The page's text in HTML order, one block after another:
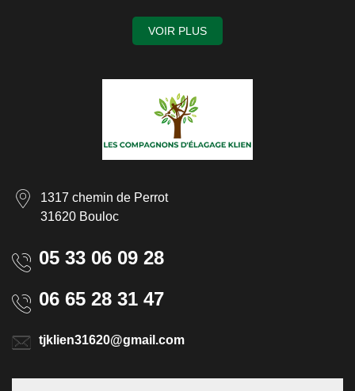
VOIR PLUS
1317 chemin de Perrot
31620 Bouloc
05 33 06 09 28
06 65 28 31 47
tjklien31620@gmail.com